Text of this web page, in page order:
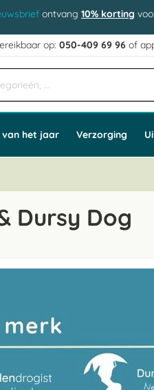
ontvang 10% korting
op:050-409 69 96 of
van het jaar Verzorging
Dursy Dog